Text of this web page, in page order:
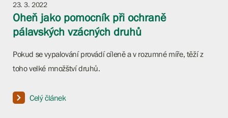
23. 3. 2022
Oheň jako pomocník při ochraně
pálavských vzácných druhů
Pokud se vypalování provádí cíleně a v rozumné míře, těží z
toho velké množštví druhů.
Celý článek